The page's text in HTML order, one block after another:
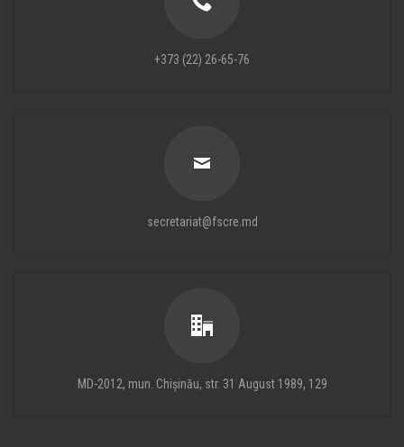
+373 (22) 26-65-76
secretariat@fscre.md
MD-2012, mun. Chișinău, str. 31 August 1989, 129